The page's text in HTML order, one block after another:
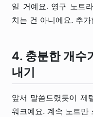
일 거예요. 영구 노트
치는 건 아니에요. 추
4. 충분한 개수
내기
앞서 말씀드렸듯이 제
워크예요. 계속 노트만